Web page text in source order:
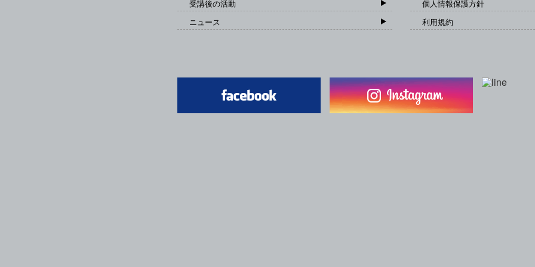
受講後の活動
ニュース
個人情報保護方針
利用規約